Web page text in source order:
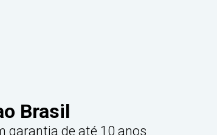
Brasil
garantia de até 10 anos